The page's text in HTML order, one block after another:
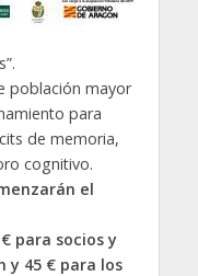
población mayor
para
de memoria,
cognitivo.
el
para socios y
y 45 € para los